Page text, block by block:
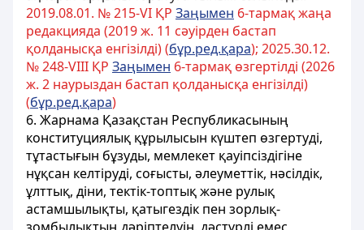
2019.08.01. № 215-VІ ҚР Заңымен 6-тармақ жаңа
редакцияда (2019 ж. 11 сәуірден бастап
қолданысқа енгізілді) (бұр.ред.қара); 2025.30.12.
№ 248-VIII ҚР Заңымен 6-тармақ өзгертілді (2026
ж. 2 наурыздан бастап қолданысқа енгізілді)
(бұр.ред.қара)
6. Жарнама Қазақстан Республикасының
конституциялық құрылысын күштеп өзгертудi,
тұтастығын бұзуды, мемлекет қауiпсiздiгiне
нұқсан келтiрудi, соғысты, әлеуметтiк, нәсiлдiк,
ұлттық, діни, тектік-топтық және рулық
астамшылықты, қатыгездiк пен зорлық-